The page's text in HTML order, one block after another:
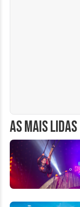
AS MAIS LIDAS